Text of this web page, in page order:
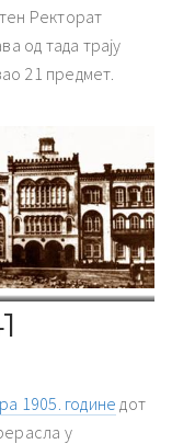
Ректорат
од тада трају
21 предмет.
здање
1905. године дот
у